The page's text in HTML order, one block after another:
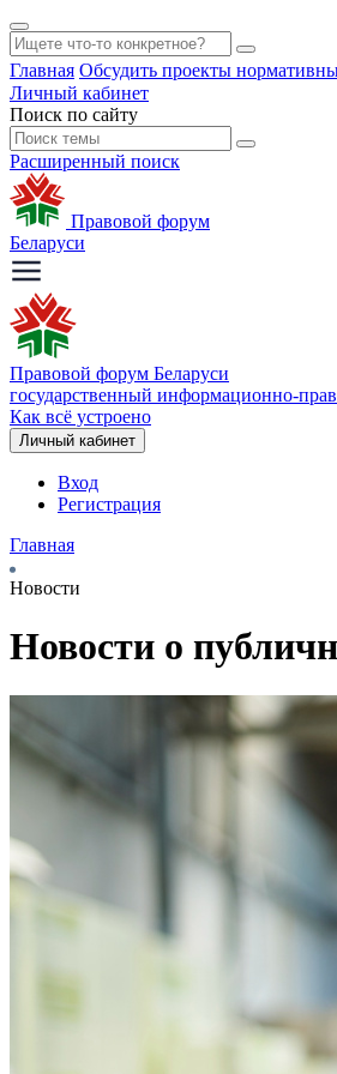
Главная Обсудить проекты
Личный кабинет
Поиск по сайту
Расширенный поиск
Правовой форум
Беларуси
Правовой форум Беларуси
государственный информационно-
Как всё устроено
Личный кабинет
Вход
Регистрация
Главная
Новости
Новости о